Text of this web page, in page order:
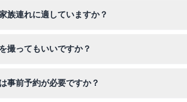
族連れに適していますか？
撮ってもいいですか？
事前予約が必要ですか？